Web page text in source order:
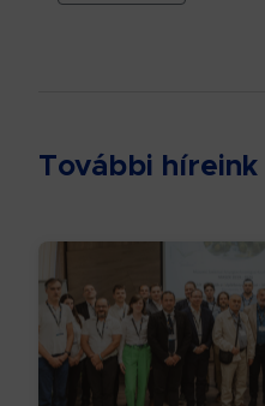
További híreink